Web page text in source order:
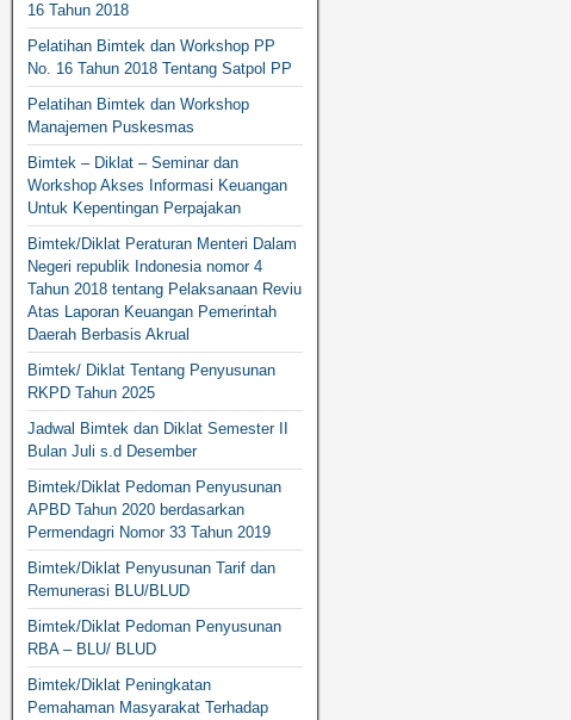
16 Tahun 2018
Pelatihan Bimtek dan Workshop PP
No. 16 Tahun 2018 Tentang Satpol PP
Pelatihan Bimtek dan Workshop
Manajemen Puskesmas
Bimtek – Diklat – Seminar dan
Workshop Akses Informasi Keuangan
Untuk Kepentingan Perpajakan
Bimtek/Diklat Peraturan Menteri Dalam
Negeri republik Indonesia nomor 4
Tahun 2018 tentang Pelaksanaan Reviu
Atas Laporan Keuangan Pemerintah
Daerah Berbasis Akrual
Bimtek/ Diklat Tentang Penyusunan
RKPD Tahun 2025
Jadwal Bimtek dan Diklat Semester II
Bulan Juli s.d Desember
Bimtek/Diklat Pedoman Penyusunan
APBD Tahun 2020 berdasarkan
Permendagri Nomor 33 Tahun 2019
Bimtek/Diklat Penyusunan Tarif dan
Remunerasi BLU/BLUD
Bimtek/Diklat Pedoman Penyusunan
RBA – BLU/ BLUD
Bimtek/Diklat Peningkatan
Pemahaman Masyarakat Terhadap